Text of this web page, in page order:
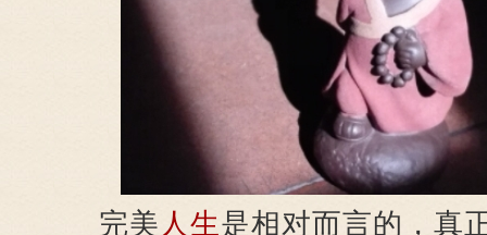
完美 人生是相对而言的，真